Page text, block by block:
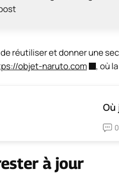
de réutiliser et donner une
objet-naruto.com , où
Où
à jour